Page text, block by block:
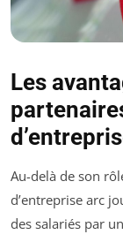
Les
Au-delà de son
d’entreprise arc
des salariés par